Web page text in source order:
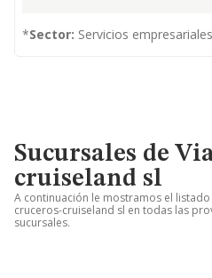
*Sector: Servicios empresariales
Sucursales de
cruiseland sl
A continuación le mostramos el
cruceros-cruiseland sl en todas las
sucursales.